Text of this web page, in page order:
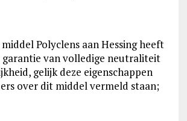
Polyclens aan Hessing heeft
van volledige neutraliteit
gelijk deze eigenschappen
over dit middel vermeld staan;